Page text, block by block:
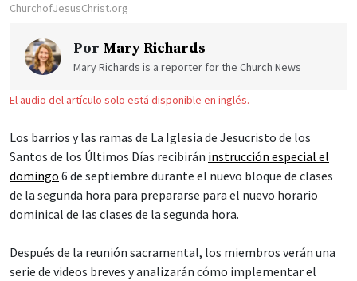
ChurchofJesusChrist.org
Por Mary Richards
Mary Richards is a reporter for the Church News
El audio del artículo solo está disponible en inglés.
Los barrios y las ramas de La Iglesia de Jesucristo de los
Santos de los Últimos Días recibirán instrucción especial el
domingo 6 de septiembre durante el nuevo bloque de clases
de la segunda hora para prepararse para el nuevo horario
dominical de las clases de la segunda hora.
Después de la reunión sacramental, los miembros verán una
serie de videos breves y analizarán cómo implementar el